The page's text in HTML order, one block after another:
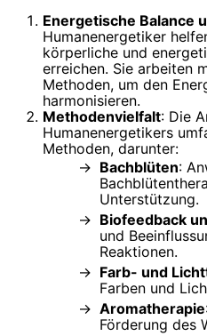
Energetische Balance
Humanenergetiker
körperliche und
erreichen. Sie arbeiten
Methoden, um den
harmonisieren.
Methodenvielfalt: Die
Humanenergetikers
Methoden, darunter:
Bachblüten:
Unterstützung.
Biofeedback
und
Reaktionen.
Farb- und
Farben und
Aromatherapie
Förderung des